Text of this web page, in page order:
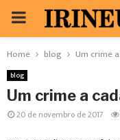
PRIMARY
MENU
Home blog Um crime
blog
Um crime a
20 de novembro de 2017